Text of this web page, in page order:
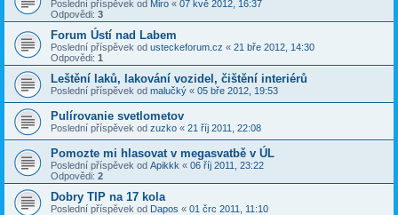
Poslední příspěvek od Miro « 07 kvě 2012, 16:37
Odpovědi: 3
Forum Ústí nad Labem
Poslední příspěvek od usteckeforum.cz « 21 bře 2012, 14:30
Odpovědi: 1
Leštění laků, lakování vozidel, čištění interiérů
Poslední příspěvek od malučký « 05 bře 2012, 19:53
Pulírovanie svetlometov
Poslední příspěvek od zuzko « 21 říj 2011, 22:08
Pomozte mi hlasovat v megasvatbě v ÚL
Poslední příspěvek od Apikkk « 06 říj 2011, 23:22
Odpovědi: 2
Dobry TIP na 17 kola
Poslední příspěvek od Dapos « 01 črc 2011, 11:10